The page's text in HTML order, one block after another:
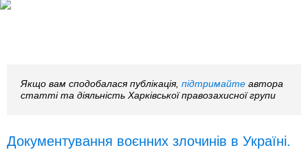
Якщо вам сподобалася публікація, підтримайте автора
статті та діяльність Харківської правозахисної групи
Документування воєнних злочинів в Україні.